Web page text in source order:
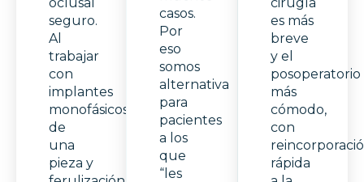
seguro.
Al
trabajar
con
implantes
monofásicos
de
una
pieza y
casos.
Por
eso
somos
alternativa
para
pacientes
a los
que
“les
es más
breve
y el
posoperatorio
más
cómodo,
con
rápida